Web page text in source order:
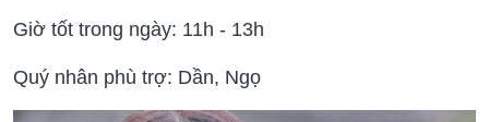
Giờ tốt trong ngày: 11h - 13h
Quý nhân phù trợ: Dần, Ngọ